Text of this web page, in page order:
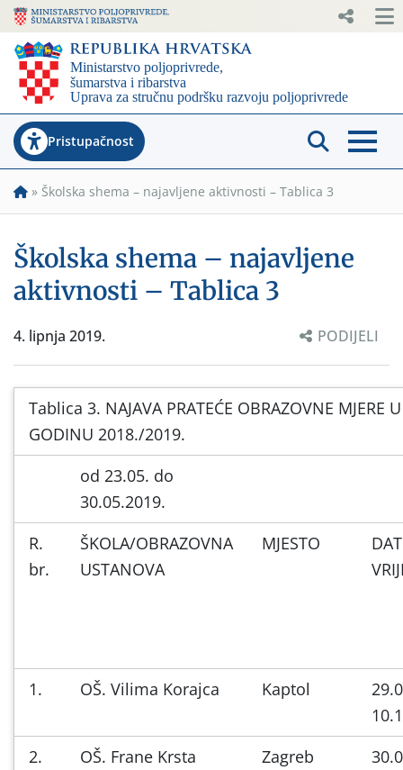
Pristupačnost
» Školska shema – najavljene aktivnosti – Tablica 3
Školska shema – najavljene
aktivnosti – Tablica 3
4. lipnja 2019. PODIJELI
Tablica 3. NAJAVA PRATEĆE OBRAZOVNE MJERE
GODINU 2018./2019.
od 23.05. do
30.05.2019.
R.
br.
ŠKOLA/OBRAZOVNA
USTANOVA
MJESTO
1. OŠ. Vilima Korajca Kaptol
2.
OŠ. Frane Krsta
Zagreb